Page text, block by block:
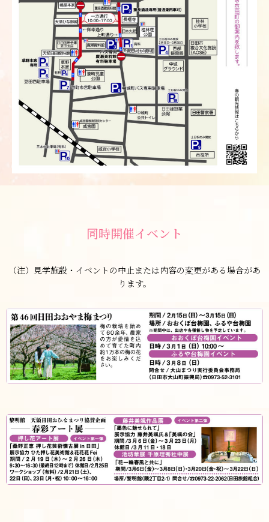
同時開催イベント
（注）見学施設・イベントの中止または内容の変更がある場合があ
ります。